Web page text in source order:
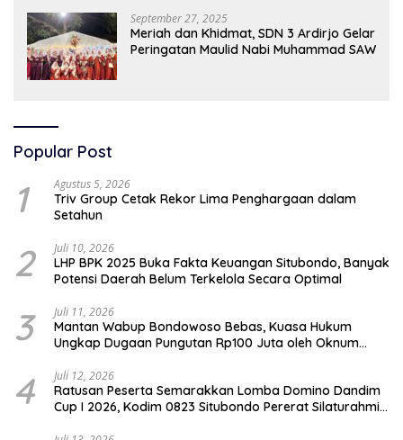
September 27, 2025
Meriah dan Khidmat, SDN 3 Ardirjo Gelar
Peringatan Maulid Nabi Muhammad SAW
Popular Post
1 Agustus 5, 2026
Triv Group Cetak Rekor Lima Penghargaan dalam
Setahun
2 Juli 10, 2026
LHP BPK 2025 Buka Fakta Keuangan Situbondo, Banyak
Potensi Daerah Belum Terkelola Secara Optimal
3 Juli 11, 2026
Mantan Wabup Bondowoso Bebas, Kuasa Hukum
Ungkap Dugaan Pungutan Rp100 Juta oleh Oknum
4 Juli 12, 2026
Ratusan Peserta Semarakkan Lomba Domino Dandim
Cup I 2026, Kodim 0823 Situbondo Pererat Silaturahmi